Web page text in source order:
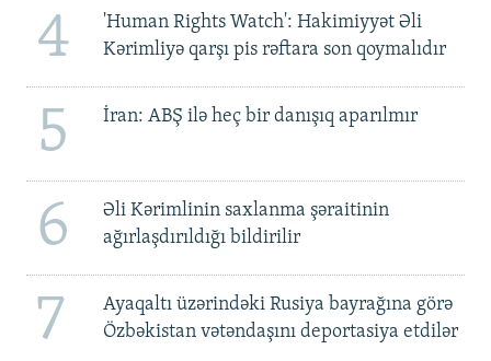
4
'Human Rights Watch': Hakimiyyət Əli
Kərimliyə qarşı pis rəftara son qoymalıdır
5 İran: ABŞ ilə heç bir danışıq aparılmır
6
Əli Kərimlinin saxlanma şəraitinin
ağırlaşdırıldığı bildirilir
7
Ayaqaltı üzərindəki Rusiya bayrağına görə
Özbəkistan vətəndaşını deportasiya etdilər